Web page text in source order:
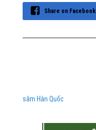
Share on Facebook
sâm Hàn Quốc